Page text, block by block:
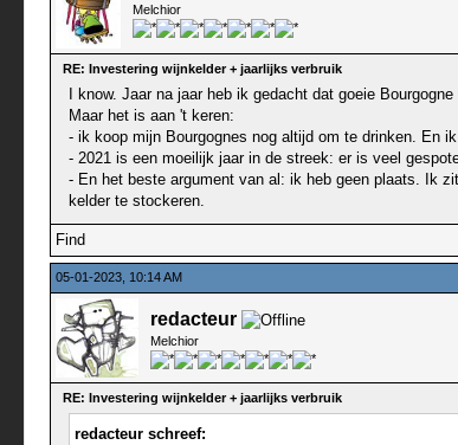
Melchior
RE: Investering wijnkelder + jaarlijks verbruik
I know. Jaar na jaar heb ik gedacht dat goeie
Maar het is aan 't keren:
- ik koop mijn Bourgognes nog altijd om te drinken. En
- 2021 is een moeilijk jaar in de streek: er is veel
- En het beste argument van al: ik heb geen plaats. Ik
kelder te stockeren.
Find
05-01-2023, 10:14 AM
redacteur
Melchior
RE: Investering wijnkelder + jaarlijks verbruik
redacteur schreef: